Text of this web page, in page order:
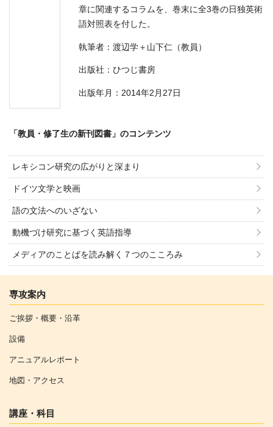
章に関連するコラムを、巻末に全3巻の日独英術
語対照表を付した。
執筆者：渡辺学＋山下仁（教員）
出版社：ひつじ書房
出版年月：2014年2月27日
「教員・修了生の新刊図書」のコンテンツ
レキシコン研究の広がりと深まり
ドイツ文学と映画
語の文法へのいざない
動機づけ研究に基づく英語指導
メディアのことばを読み解く７つのこころみ
専攻案内
ご挨拶・概要・沿革
設備
アニュアルレポート
地図・アクセス
講座・科目